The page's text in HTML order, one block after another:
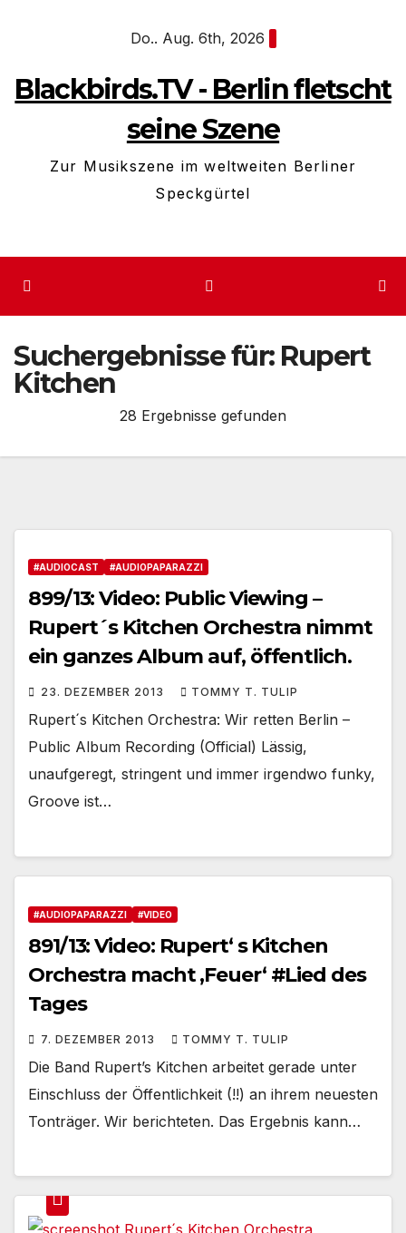
Do.. Aug. 6th, 2026
Blackbirds.TV - Berlin fletscht
seine Szene
Zur Musikszene im weltweiten Berliner
Speckgürtel
Suchergebnisse für: Rupert
Kitchen
28 Ergebnisse gefunden
#AUDIOCAST #AUDIOPAPARAZZI
899/13: Video: Public Viewing –
Rupert´s Kitchen Orchestra nimmt
ein ganzes Album auf, öffentlich.
23. DEZEMBER 2013 TOMMY T. TULIP
Rupert´s Kitchen Orchestra: Wir retten Berlin –
Public Album Recording (Official) Lässig,
unaufgeregt, stringent und immer irgendwo funky,
Groove ist…
#AUDIOPAPARAZZI #VIDEO
891/13: Video: Rupert‘ s Kitchen
Orchestra macht ‚Feuer‘ #Lied des
Tages
7. DEZEMBER 2013 TOMMY T. TULIP
Die Band Rupert’s Kitchen arbeitet gerade unter
Einschluss der Öffentlichkeit (!!) an ihrem neuesten
Tonträger. Wir berichteten. Das Ergebnis kann…